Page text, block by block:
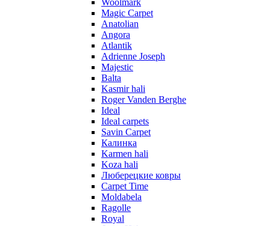
Woolmark
Magic Carpet
Anatolian
Angora
Atlantik
Adrienne Joseph
Majestic
Balta
Kasmir hali
Roger Vanden Berghe
Ideal
Ideal carpets
Savin Carpet
Калинка
Karmen hali
Koza hali
Люберецкие ковры
Carpet Time
Moldabela
Ragolle
Royal